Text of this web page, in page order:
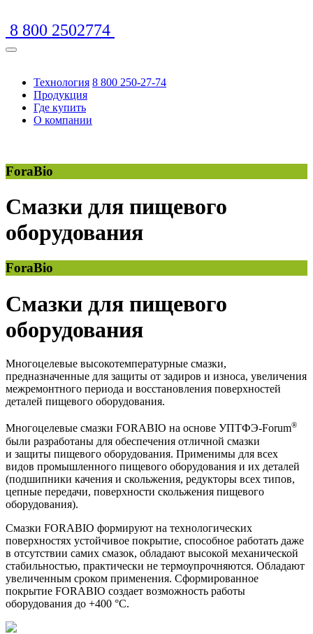
8 800 2502774
Технология
Продукция
Где купить
О компании
8 800 250-27-74
ForaBio
Смазки для пищевого
оборудования
ForaBio
Смазки для пищевого
оборудования
Многоцелевые высокотемпературные смазки,
предназначенные для защиты от задиров и износа, увеличения
межремонтного периода и восстановления поверхностей
деталей пищевого оборудования.
Многоцелевые смазки FORABIO на основе УПТФЭ-Forum®
были разработаны для обеспечения отличной смазки
и защиты пищевого оборудования. Применимы для всех
видов промышленного пищевого оборудования и их деталей
(подшипники качения и скольжения, редукторы всех типов,
цепные передачи, поверхности скольжения пищевого
оборудования).
Смазки FORABIO формируют на технологических
поверхностях устойчивое покрытие, способное работать даже
в отсутствии самих смазок, обладают высокой механической
стабильностью, практически не термоупрочняются. Обладают
увеличенным сроком применения. Сформированное
покрытие FORABIO создает возможность работы
оборудования до +400 °С.